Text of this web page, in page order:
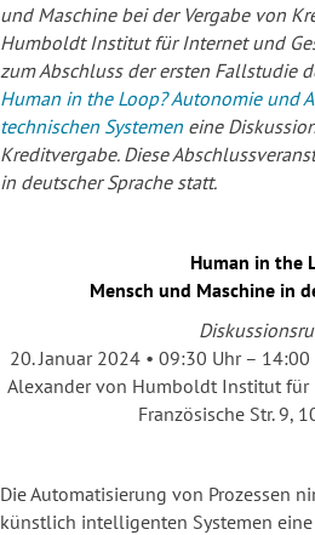
und Maschine bei der Vergabe von
Humboldt Institut für Internet und
zum Abschluss der ersten Fallstudie
Human in the Loop? Autonomie und
technischen Systemen eine
Kreditvergabe. Diese
in deutscher Sprache statt.
Human in the
Mensch und Maschine in
20. Januar 2024 • 09:30 Uhr –
Alexander von Humboldt Institut für
Französische Str. 9,
Die Automatisierung von Prozessen
künstlich intelligenten Systemen